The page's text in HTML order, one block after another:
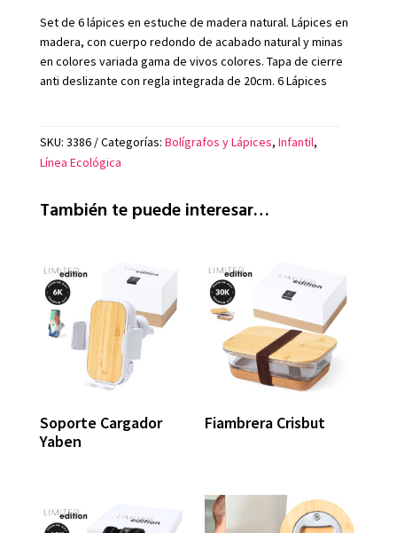
Set de 6 lápices en estuche de madera natural. Lápices en
madera, con cuerpo redondo de acabado natural y minas
en colores variada gama de vivos colores. Tapa de cierre
anti deslizante con regla integrada de 20cm. 6 Lápices
SKU: 3386 Categorías: Bolígrafos y Lápices, Infantil,
Línea Ecológica
También te puede interesar…
Soporte Cargador
Yaben
Fiambrera Crisbut